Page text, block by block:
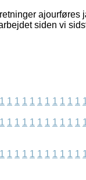
siden vi
1 1 1 1 1 1 1 1 1 1 1
1 1 1 1 1 1 1 1 1 1 1
1 1 1 1 1 1 1 1 1 1 1